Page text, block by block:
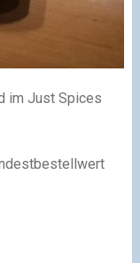
im Just Spices